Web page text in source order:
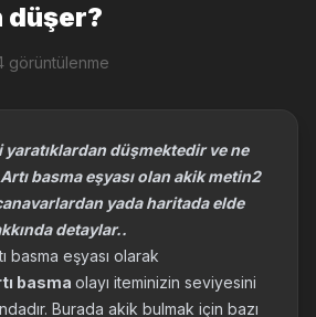
düşer?
görüntülenme
düşmektedir ve ne
basma eşyası olan akik metin2
yada haritada elde
detaylar..
basma eşyası olarak
basma olayı iteminizin seviyesini
Burada akik bulmak için bazı